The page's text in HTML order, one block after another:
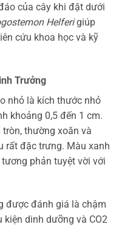
của cây khi đặt dưới
Helferigiúp
cứu khoa học và kỹ
Trưởng
nhỏ là kích thước nhỏ
khoảng 0,5 đến 1 cm.
thường xoăn và
rất đặc trưng. Màu xanh
phản tuyệt vời với
được đánh giá là chậm
dinh dưỡng và CO2